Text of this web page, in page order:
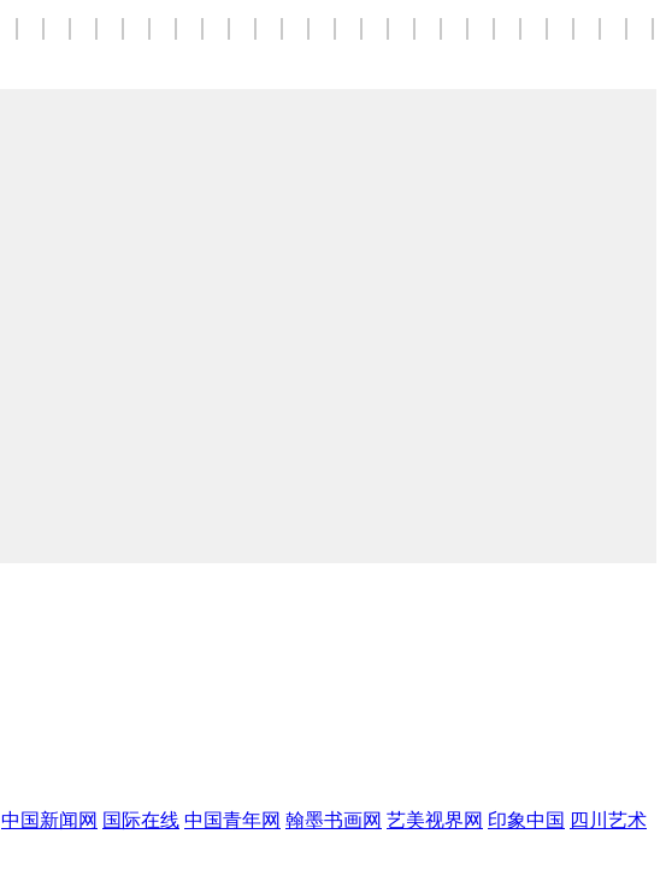
中国新闻网 国际在线 中国青年网 翰墨书画网 艺美视界网 印象中国 四川艺术